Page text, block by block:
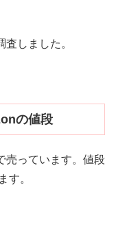
しました。
の値段
売っています。値段
す。